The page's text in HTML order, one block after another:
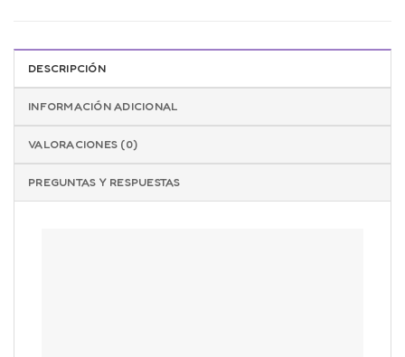
ventas@orionshop.com.co o al +57 320 981 9633
DESCRIPCIÓN
INFORMACIÓN ADICIONAL
VALORACIONES (0)
PREGUNTAS Y RESPUESTAS